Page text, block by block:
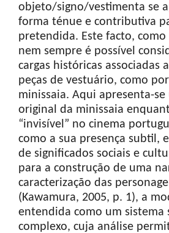
objeto/signo/vestimenta se
forma ténue e contributiva
pretendida. Este facto,
nem sempre é possível
cargas históricas associadas
peças de vestuário, como
minissaia. Aqui apresenta-
original da minissaia
“invisível” no cinema
como a sua presença subtil,
de significados sociais e
para a construção de uma
caracterização das
(Kawamura, 2005, p. 1), a
entendida como um sistema
complexo, cuja análise